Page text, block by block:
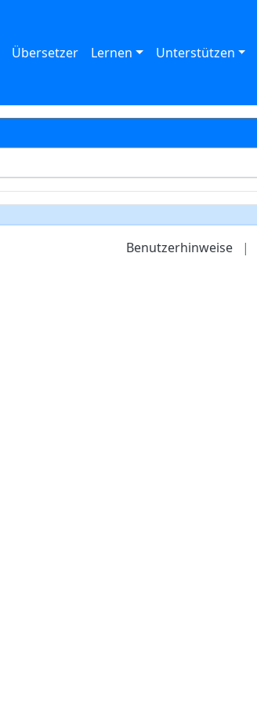
Übersetzer Lernen Unterstützen
Benutzerhinweise |